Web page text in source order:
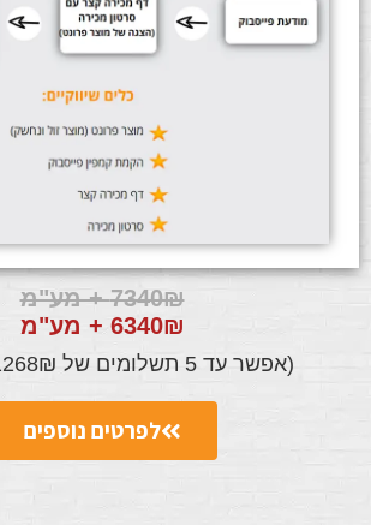
7340₪ + מע"מ
6340₪ + מע"מ
(אפשר עד 5 תשלומים של 1268₪ + מע"מ)
לפרטים נוספים